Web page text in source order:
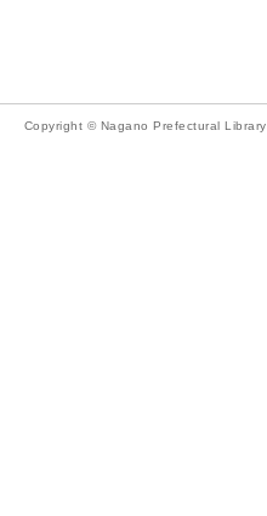
Copyright © Nagano Prefectural Library